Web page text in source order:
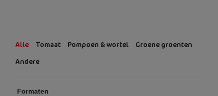
Alle Tomaat Pompoen & wortel
Groene groenten
Andere
Formaten